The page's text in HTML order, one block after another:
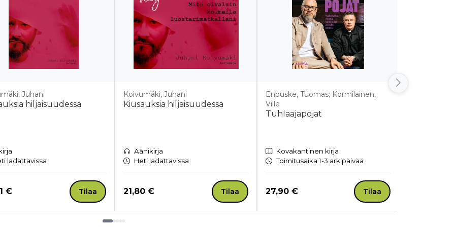
Juhani
hiljaisuudessa
ladattavissa
nyt
€ Tilaa
Koivumäki, Juhani
Kiusauksia hiljaisuudessa
Äänikirja
Heti ladattavissa
Hinta nyt
21,80 € Tilaa
Enbuske, Tuomas; Kormilainen,
Ville
Tuhlaajapojat
Kovakantinen kirja
Toimitusaika 1-3 arkipäivää
Hinta nyt
27,90 € Tilaa